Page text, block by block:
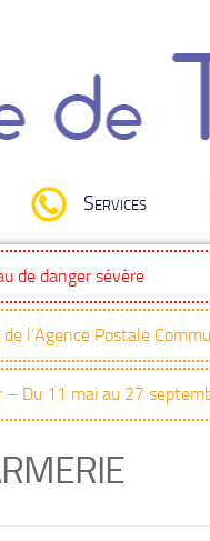
Services
de danger sévère
de l’Agence Postale
– Du 11 mai au 27